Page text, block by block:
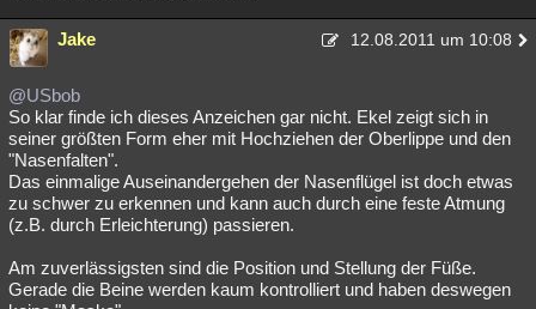
Jake 12.08.2011 um 10:08
@USbob
So klar finde ich dieses Anzeichen gar nicht. Ekel zeigt sich in
seiner größten Form eher mit Hochziehen der Oberlippe und den
"Nasenfalten".
Das einmalige Auseinandergehen der Nasenflügel ist doch etwas
zu schwer zu erkennen und kann auch durch eine feste Atmung
(z.B. durch Erleichterung) passieren.
Am zuverlässigsten sind die Position und Stellung der Füße.
Gerade die Beine werden kaum kontrolliert und haben deswegen